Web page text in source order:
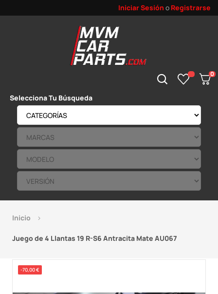
Iniciar Sesión o Registrarse
0
Selecciona Tu Búsqueda
Inicio
Juego de 4 Llantas 19 R-S6 Antracita Mate AU067
-70,00 €